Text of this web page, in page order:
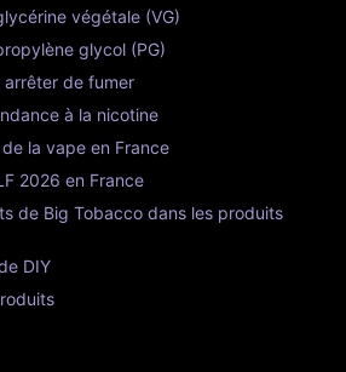
végétale (VG)
glycol (PG)
de fumer
à la nicotine
la vape en France
2026 en France
de Big Tobacco dans les produits
DIY